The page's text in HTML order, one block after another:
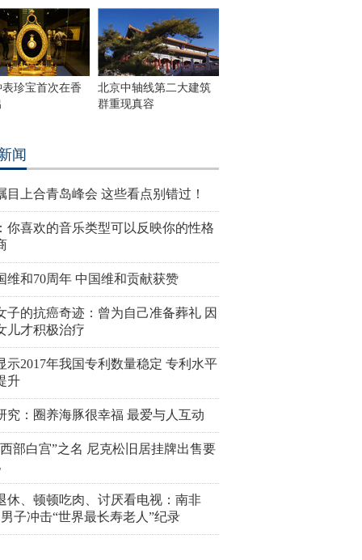
珍宝首次在香
北京中轴线第二大建筑
群重现真容
闻
目上合青岛峰会 这些看点别错过！
你喜欢的音乐类型可以反映你的性格
维和70周年 中国维和贡献获赞
子的抗癌奇迹：曾为自己准备葬礼 因
儿才积极治疗
示2017年我国专利数量稳定 专利水平
升
究：圈养海豚很幸福 最爱与人互动
部白宫”之名 尼克松旧居挂牌出售要
休、顿顿吃肉、讨厌看电视：南非
子冲击“世界最长寿老人”纪录